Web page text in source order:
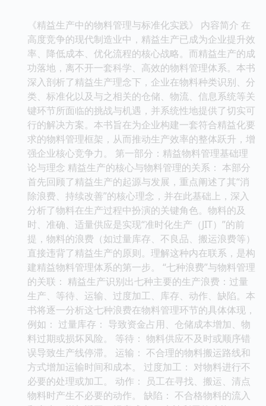
《精益生产中的物料管理与标准化实践》 内容简介 在
高度竞争的现代制造业中，精益生产已成为企业提升效
率、降低成本、优化流程的核心战略。而精益生产的成
功落地，离不开一套科学、高效的物料管理体系。本书
深入剖析了精益生产理念下，企业在物料种类识别、分
类、标准化以及与之相关的仓储、物流、信息系统等关
键环节所面临的挑战与机遇，并系统性地提供了切实可
行的解决方案。本书旨在为企业构建一套符合精益化要
求的物料管理框架，从而推动生产效率的整体跃升，增
强企业核心竞争力。 第一部分：精益物料管理基础理
论与理念 精益生产的核心与物料管理的关系： 本部分
首先回顾了精益生产的起源与发展，重点阐述了其“消
除浪费、持续改善”的核心理念，并在此基础上，深入
分析了物料在生产过程中扮演的关键角色。物料的及
时、准确、适量供应是实现“准时化生产（JIT）”的前
提，物料的浪费（如过量库存、不良品、搬运浪费等）
直接违背了精益生产的原则。理解这种内在联系，是构
建精益物料管理体系的第一步。 “七种浪费”与物料管理
的关联： 精益生产识别出七种主要的生产浪费：过量
生产、等待、运输、过度加工、库存、动作、缺陷。本
书将逐一分析这七种浪费在物料管理环节的具体体现，
例如： 过量库存： 导致资金占用、仓储成本增加、物
料过期或损坏风险。 等待： 物料供应不及时或顺序错
误导致生产线停滞。 运输： 不合理的物料搬运路线和
方式增加运输时间和成本。 过度加工： 对物料进行不
必要的处理或加工。 动作： 员工在寻找、搬运、清点
物料时产生不必要的动作。 缺陷： 不合格物料的流入